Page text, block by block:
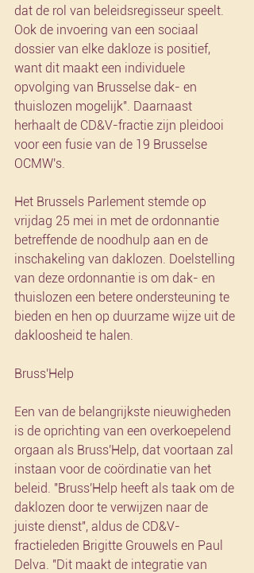
dat de rol van beleidsregisseur speelt.
Ook de invoering van een sociaal
dossier van elke dakloze is positief,
want dit maakt een individuele
opvolging van Brusselse dak- en
thuislozen mogelijk". Daarnaast
herhaalt de CD&V-fractie zijn pleidooi
voor een fusie van de 19 Brusselse
OCMW's.
Het Brussels Parlement stemde op
vrijdag 25 mei in met de ordonnantie
betreffende de noodhulp aan en de
inschakeling van daklozen. Doelstelling
van deze ordonnantie is om dak- en
thuislozen een betere ondersteuning te
bieden en hen op duurzame wijze uit de
dakloosheid te halen.
Bruss'Help
Een van de belangrijkste nieuwigheden
is de oprichting van een overkoepelend
orgaan als Bruss'Help, dat voortaan zal
instaan voor de coördinatie van het
beleid. "Bruss'Help heeft als taak om de
daklozen door te verwijzen naar de
juiste dienst", aldus de CD&V-
fractieleden Brigitte Grouwels en Paul
Delva. "Dit maakt de integratie van